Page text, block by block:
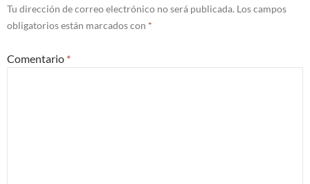
Tu dirección de correo electrónico no será publicada. Los campos
obligatorios están marcados con *
Comentario *